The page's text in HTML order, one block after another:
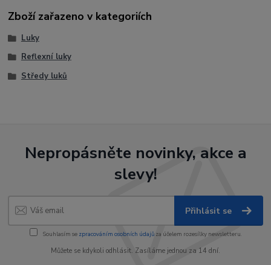
Zboží zařazeno v kategoriích
Luky
Reflexní luky
Středy luků
Nepropásněte novinky, akce a
slevy!
Přihlásit se
Souhlasím se zpracováním osobních údajůza účelem rozesílky newsletteru.
Můžete se kdykoli odhlásit. Zasíláme jednou za 14 dní.